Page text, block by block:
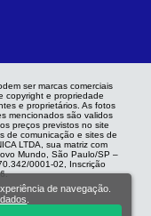
ser marcas comerciais
copyright e propriedade
e proprietários. As fotos
mencionados são validos
preços previstos no site
de comunicação e sites de
LTDA, sua matriz com
Mundo, São Paulo/SP –
0001-02, Inscrição
de navegação.